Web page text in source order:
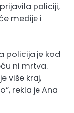
policiji,
medije i
policija je kod
ni mrtva.
više kraj,
rekla je Ana